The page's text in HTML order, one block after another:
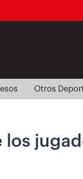
Otros
los